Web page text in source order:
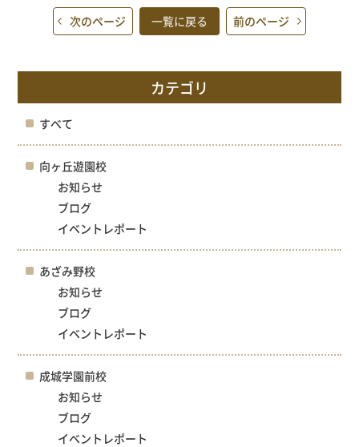
次のページ 一覧に戻る 前のページ
カテゴリ
すべて
向ヶ丘遊園校
お知らせ
ブログ
イベントレポート
あざみ野校
お知らせ
ブログ
イベントレポート
成城学園前校
お知らせ
ブログ
イベントレポート